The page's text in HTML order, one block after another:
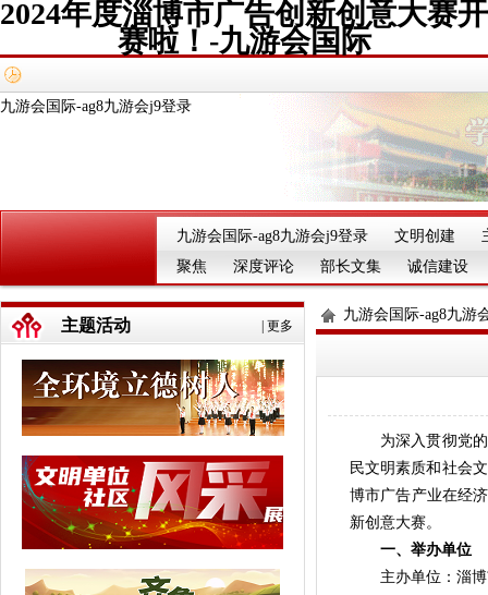
2024年度淄博市广告创新创意大赛开
赛啦！-九游会国际
九游会国际-ag8九游会j9登录
九游会国际-ag8九游会j9登录 文明创建
聚焦
深度评论 部长文集 诚信建设
更多
主题活动
九游会国际-ag8九游
为深入贯彻党
民文明素质和社会
博市广告产业在经
新创意大赛。
一、举办单位
主办单位：淄博